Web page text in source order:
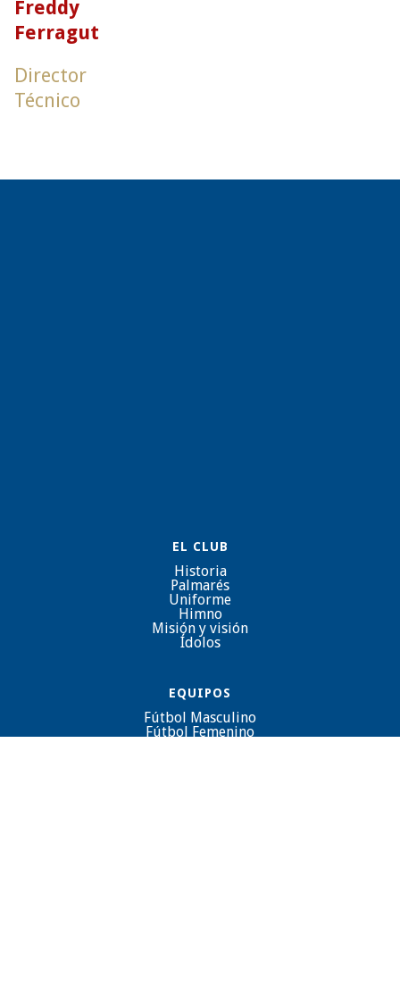
Freddy
Ferragut
Director
Técnico
EL CLUB
Historia
Palmarés
Uniforme
Himno
Misión y visión
Ídolos
EQUIPOS
Fútbol Masculino
Fútbol Femenino